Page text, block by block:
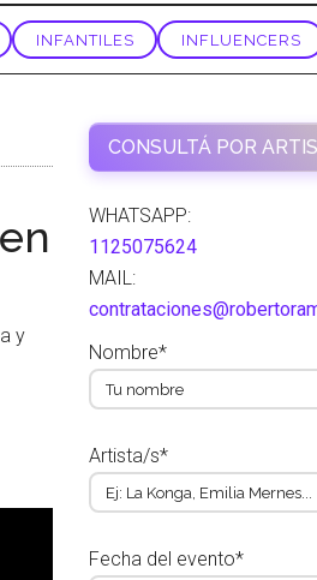
INFANTILES INFLUENCERS
y
CONSULTÁ POR
WHATSAPP:
1125075624
MAIL:
Nombre*
Artista/s*
Fecha del evento*